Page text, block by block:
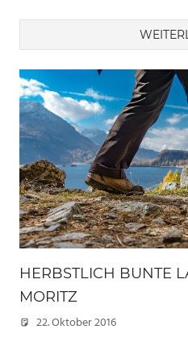
HERBSTLICH BUNTE
MORITZ
22. Oktober 2016